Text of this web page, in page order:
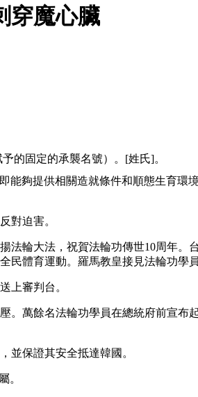
穿魔心臟
的固定的承襲名號）。[姓氏]。
夠提供相關造就條件和順態生育環境
對迫害。
輪大法，祝賀法輪功傳世10周年
體育運動。羅馬教皇接見法輪功學員
上審判台。
萬餘名法輪功學員在總統府前宣布
並保證其安全抵達韓國。
。